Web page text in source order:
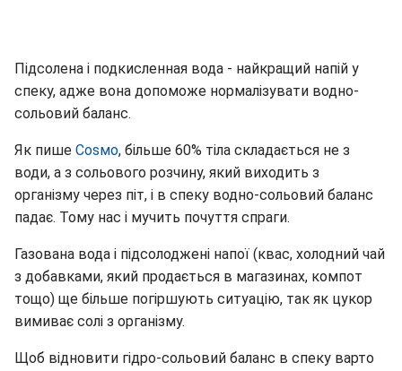
Підсолена і подкисленная вода - найкращий напій у
спеку, адже вона допоможе нормалізувати водно-
сольовий баланс.
Як пише Соѕмо, більше 60% тіла складається не з
води, а з сольового розчину, який виходить з
організму через піт, і в спеку водно-сольовий баланс
падає. Тому нас і мучить почуття спраги.
Газована вода і підсолоджені напої (квас, холодний чай
з добавками, який продається в магазинах, компот
тощо) ще більше погіршують ситуацію, так як цукор
вимиває солі з організму.
Щоб відновити гідро-сольовий баланс в спеку варто